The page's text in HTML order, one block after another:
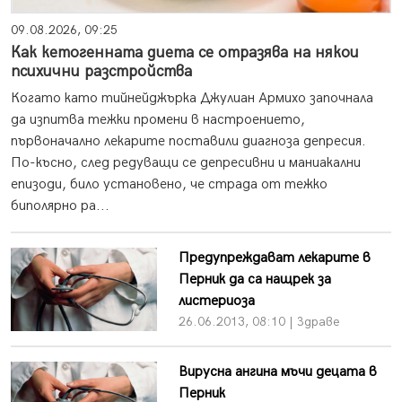
09.08.2026, 09:25
Как кетогенната диета се отразява на някои
психични разстройства
Когато като тийнейджърка Джулиан Армихо започнала
да изпитва тежки промени в настроението,
първоначално лекарите поставили диагноза депресия.
По-късно, след редуващи се депресивни и маниакални
епизоди, било установено, че страда от тежко
биполярно ра...
Предупреждават лекарите в
Перник да са нащрек за
листериоза
26.06.2013, 08:10 | Здраве
Вирусна ангина мъчи децата в
Перник